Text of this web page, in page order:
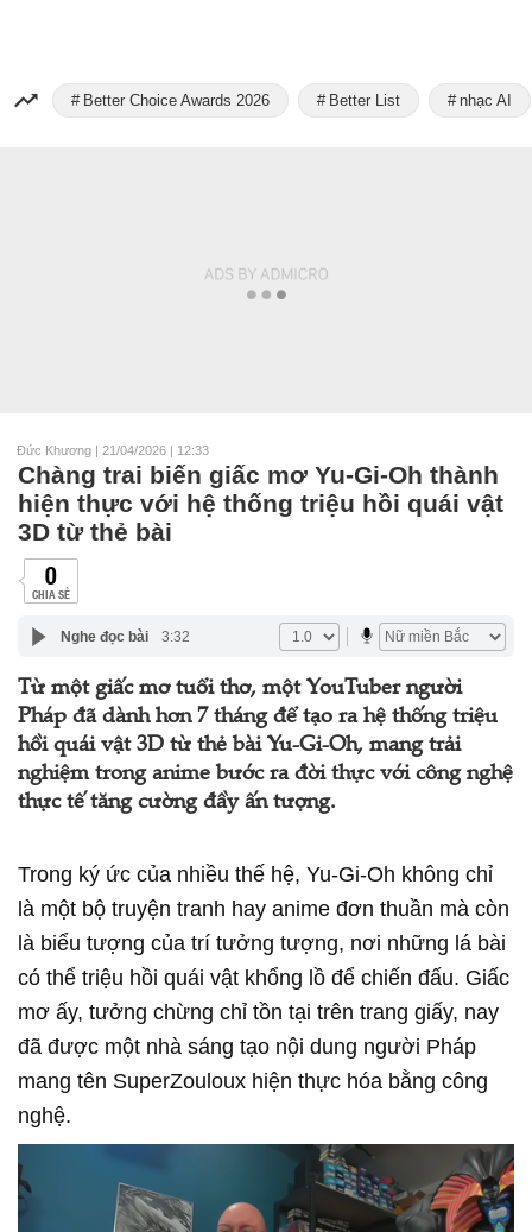
Better Choice Awards 2026 Better List nhạc AI
Đức Khương | 21/04/2026 | 12:33
Chàng trai biến giấc mơ Yu-Gi-Oh thành
hiện thực với hệ thống triệu hồi quái vật
3D từ thẻ bài
0
CHIA SẺ
Nghe đọc bài 3:32
Từ một giấc mơ tuổi thơ, một YouTuber người
Pháp đã dành hơn 7 tháng để tạo ra hệ thống triệu
hồi quái vật 3D từ thẻ bài Yu-Gi-Oh, mang trải
nghiệm trong anime bước ra đời thực với công nghệ
thực tế tăng cường đầy ấn tượng.
Trong ký ức của nhiều thế hệ, Yu-Gi-Oh không chỉ
là một bộ truyện tranh hay anime đơn thuần mà còn
là biểu tượng của trí tưởng tượng, nơi những lá bài
có thể triệu hồi quái vật khổng lồ để chiến đấu. Giấc
mơ ấy, tưởng chừng chỉ tồn tại trên trang giấy, nay
đã được một nhà sáng tạo nội dung người Pháp
mang tên SuperZouloux hiện thực hóa bằng công
nghệ.